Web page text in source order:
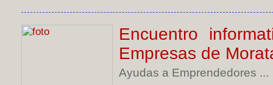
Encuentro
Empresas de
Ayudas a Emprendedores ...